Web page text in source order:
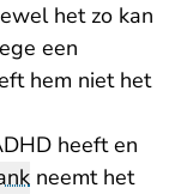
het zo kan
een
hem niet het
heeft en
neemt het